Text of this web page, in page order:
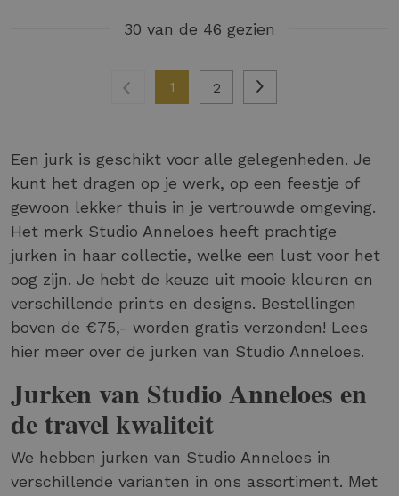
30 van de 46 gezien
1 2
Een jurk is geschikt voor alle gelegenheden. Je
kunt het dragen op je werk, op een feestje of
gewoon lekker thuis in je vertrouwde omgeving.
Het merk Studio Anneloes heeft prachtige
jurken in haar collectie, welke een lust voor het
oog zijn. Je hebt de keuze uit mooie kleuren en
verschillende prints en designs. Bestellingen
boven de €75,- worden gratis verzonden! Lees
hier meer over de jurken van Studio Anneloes.
Jurken van Studio Anneloes en
de travel kwaliteit
We hebben jurken van Studio Anneloes in
verschillende varianten in ons assortiment. Met